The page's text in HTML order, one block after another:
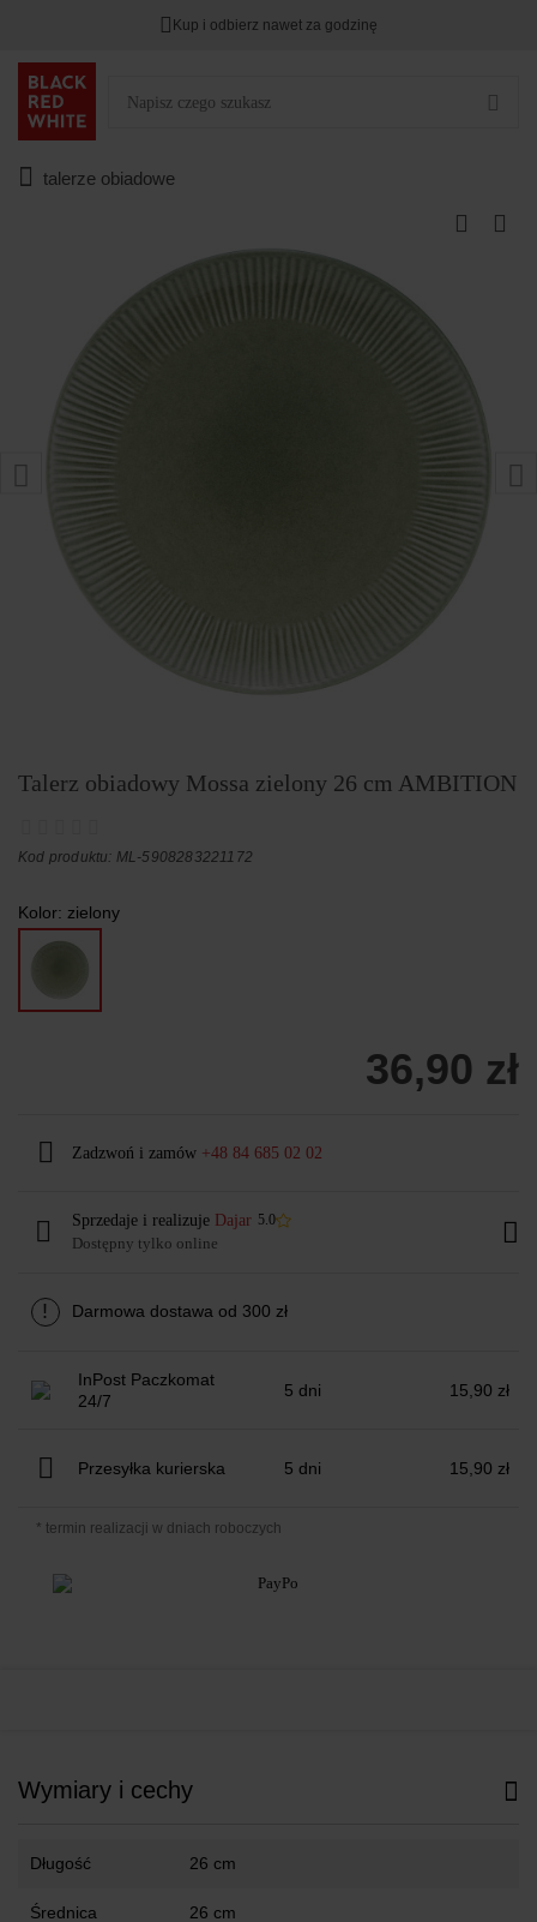
Kup i odbierz nawet za godzinę
talerze obiadowe
Talerz obiadowy Mossa zielony 26 cm AMBITION
Kod produktu: ML-5908283221172
Kolor: zielony
36,90 zł
Zadzwoń i zamów +48 84 685 02 02
Sprzedaje i realizuje Dajar 5.0
Dostępny tylko online
! Darmowa dostawa od 300 zł
InPost Paczkomat
24/7
5 dni 15,90 zł
Przesyłka kurierska 5 dni 15,90 zł
* termin realizacji w dniach roboczych
Wymiary i cechy
Długość 26 cm
Średnica 26 cm